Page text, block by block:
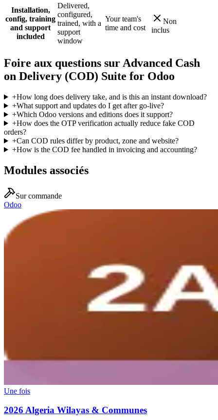
Installation,
config, training
and support
included
Delivered,
configured,
trained, with a
support
window
Your team's
time and cost
Non
inclus
Foire aux questions sur Advanced Cash
on Delivery (COD) Suite for Odoo
+How long does delivery take, and is this an instant download?
+What support and updates do I get after go-live?
+Which Odoo versions and editions does it support?
+How does the OTP verification actually reduce fake COD
orders?
+Can COD rules differ by product, zone and website?
+How is the COD fee handled in invoicing and accounting?
Modules associés
Sur commande
Odoo
Une fois
2026 Algeria Wilayas & Communes